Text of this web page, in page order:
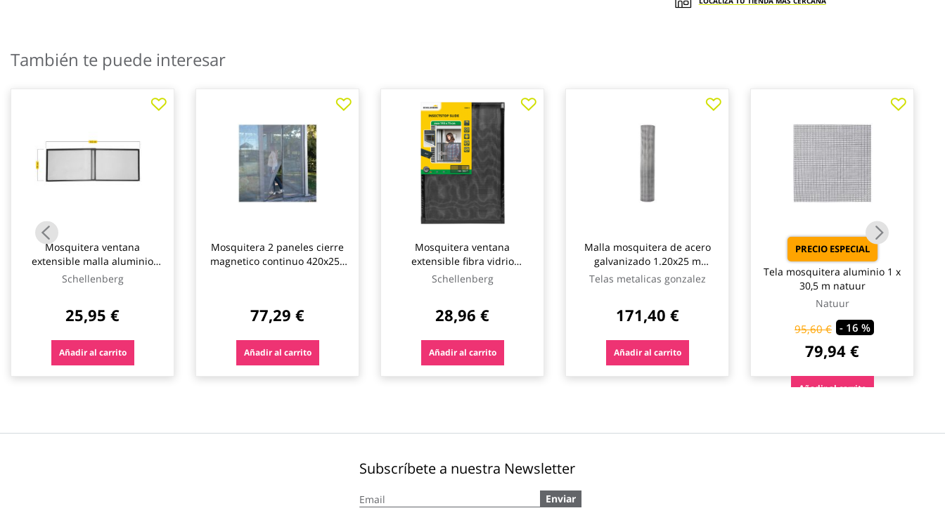
comienzo
de
También te puede interesar
Mosquitera ventana
extensible malla aluminio
50x75-142cm antracita
schellenberg
Schellenberg
25,95 €
Añadir al carrito
Mosquitera 2 paneles cierre
magnetico continuo 420x250
77,29 €
Añadir al carrito
Mosquitera ventana
extensible fibra vidrio
70x100-193cm antracita
schellenberg
Schellenberg
28,96 €
Añadir al carrito
Malla mosquitera de acero
galvanizado 1.20x25 m
central de enrejados
Telas metalicas gonzalez
171,40 €
Añadir al carrito
PRECIO ESPECIAL
Tela mosquitera aluminio 1 x
30,5 m natuur
Natuur
95,60 € - 16 %
79,94 €
Añadir al carrito
Subscríbete a nuestra Newsletter
a
Enviar